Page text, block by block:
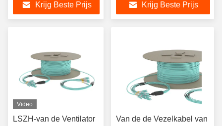
Krijg Beste Prijs
Optische Kabel uit
Krijg Beste Prijs
Video
LSZH-van de Ventilator
Van de de Vezelkabel van